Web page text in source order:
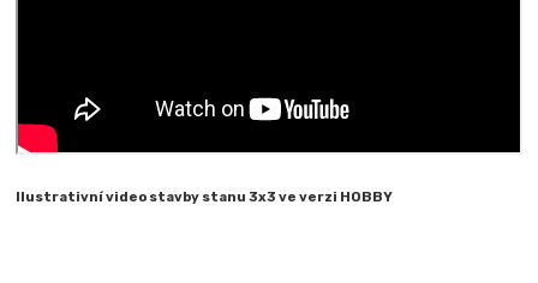
Ilustrativní video stavby stanu 3x3 ve verzi HOBBY